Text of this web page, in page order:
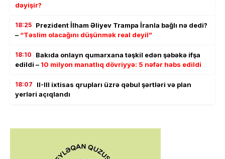
dəyişir?
18:25 Prezident İlham Əliyev Trampa İranla bağlı nə dedi?
– “Təslim olacağını düşünmək real deyil”
18:10
Bakıda onlayn qumarxana təşkil edən şəbəkə ifşa
edildi – 10 milyon manatlıq dövriyyə: 5 nəfər həbs edildi
18:07
II-III ixtisas qrupları üzrə qəbul şərtləri və plan
yerləri açıqlandı